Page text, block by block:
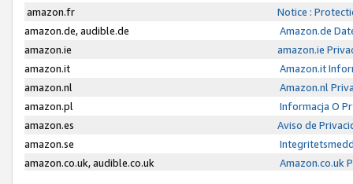
amazon.fr
Notice :
amazon.de, audible.de
Amazon.de
amazon.ie
amazon.ie
amazon.it
Amazon.it
amazon.nl
Amazon.nl
amazon.pl
Informacja O
amazon.es
Aviso de
amazon.se
amazon.co.uk, audible.co.uk
Amazon.co.uk